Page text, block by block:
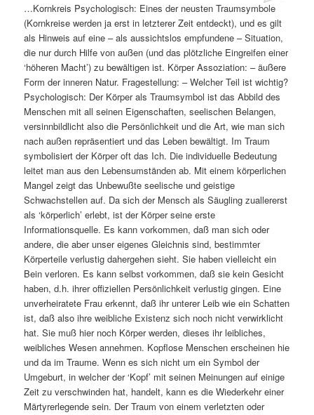
…Kornkreis Psychologisch: Eines der neusten Traumsymbole
(Kornkreise werden ja erst in letzterer Zeit entdeckt), und es gilt
als Hinweis auf eine – als aussichtslos empfundene – Situation,
die nur durch Hilfe von außen (und das plötzliche Eingreifen einer
‘höheren Macht’) zu bewältigen ist. Körper Assoziation: – äußere
Form der inneren Natur. Fragestellung: – Welcher Teil ist wichtig?
Psychologisch: Der Körper als Traumsymbol ist das Abbild des
Menschen mit all seinen Eigenschaften, seelischen Belangen,
versinnbildlicht also die Persönlichkeit und die Art, wie man sich
nach außen repräsentiert und das Leben bewältigt. Im Traum
symbolisiert der Körper oft das Ich. Die individuelle Bedeutung
leitet man aus den Lebensumständen ab. Mit einem körperlichen
Mangel zeigt das Unbewußte seelische und geistige
Schwachstellen auf. Da sich der Mensch als Säugling zuallererst
als ‘körperlich’ erlebt, ist der Körper seine erste
Informationsquelle. Es kann vorkommen, daß man sich oder
andere, die aber unser eigenes Gleichnis sind, bestimmter
Körperteile verlustig dahergehen sieht. Sie haben vielleicht ein
Bein verloren. Es kann selbst vorkommen, daß sie kein Gesicht
haben, d.h. ihrer offiziellen Persönlichkeit verlustig gingen. Eine
unverheiratete Frau erkennt, daß ihr unterer Leib wie ein Schatten
ist, daß also ihre weibliche Existenz sich noch nicht verwirklicht
hat. Sie muß hier noch Körper werden, dieses ihr leibliches,
weibliches Wesen annehmen. Kopflose Menschen erscheinen hie
und da im Traume. Wenn es sich nicht um ein Symbol der
Umgeburt, in welcher der ‘Kopf’ mit seinen Meinungen auf einige
Zeit zu verschwinden hat, handelt, kann es die Wiederkehr einer
Märtyrerlegende sein. Der Traum von einem verletzten oder